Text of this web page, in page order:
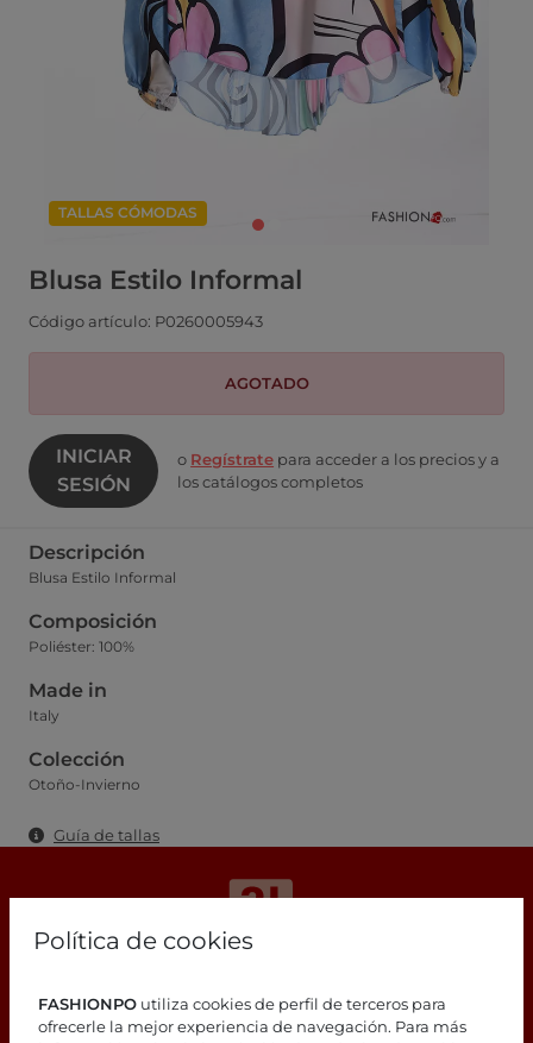
Política de cookies
FASHIONPO utiliza cookies de perfil de terceros para
ofrecerle la mejor experiencia de navegación. Para más
TALLAS CÓMODAS
Blusa Estilo Informal
Código artículo: P0260005943
AGOTADO
INICIAR
SESIÓN
o Regístrate para acceder a los precios y a
los catálogos completos
Descripción
Blusa Estilo Informal
Composición
Poliéster: 100%
Made in
Italy
Colección
Otoño-Invierno
Guía de tallas
¿Estás buscando respuestas?
¡Consulta nuestra página de